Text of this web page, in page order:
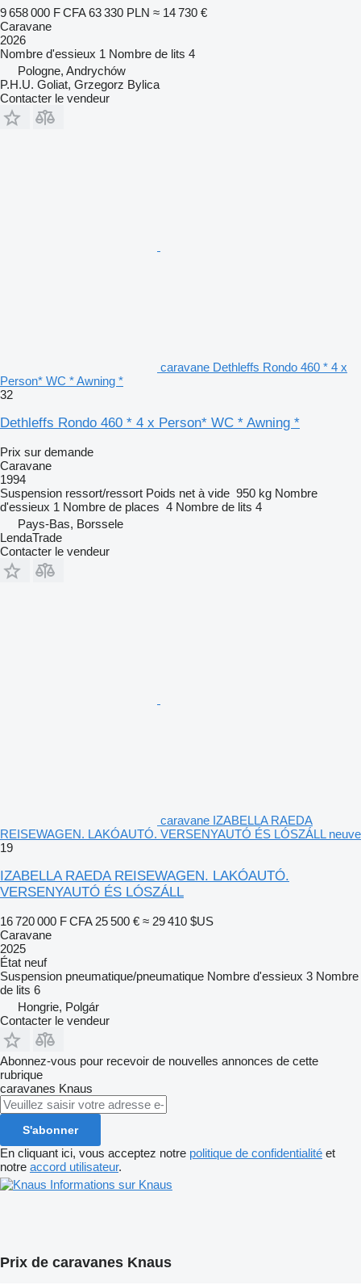
9 658 000 F CFA 63 330 PLN ≈ 14 730 €
Caravane
2026
Nombre d'essieux 1 Nombre de lits 4
Pologne, Andrychów
P.H.U. Goliat, Grzegorz Bylica
Contacter le vendeur
caravane Dethleffs Rondo 460 * 4 x
Person* WC * Awning *
32
Dethleffs Rondo 460 * 4 x Person* WC * Awning *
Prix sur demande
Caravane
1994
Suspension ressort/ressort Poids net à vide 950 kg Nombre
d'essieux 1 Nombre de places 4 Nombre de lits 4
Pays-Bas, Borssele
LendaTrade
Contacter le vendeur
caravane IZABELLA RAEDA
REISEWAGEN. LAKÓAUTÓ. VERSENYAUTÓ ÉS LÓSZÁLL neuve
19
IZABELLA RAEDA REISEWAGEN. LAKÓAUTÓ.
VERSENYAUTÓ ÉS LÓSZÁLL
16 720 000 F CFA 25 500 € ≈ 29 410 $US
Caravane
2025
État neuf
Suspension pneumatique/pneumatique Nombre d'essieux 3 Nombre
de lits 6
Hongrie, Polgár
Contacter le vendeur
Abonnez-vous pour recevoir de nouvelles annonces de cette
rubrique
caravanes Knaus
S'abonner
En cliquant ici, vous acceptez notre politique de confidentialité et
notre accord utilisateur.
Informations sur Knaus
Prix de caravanes Knaus